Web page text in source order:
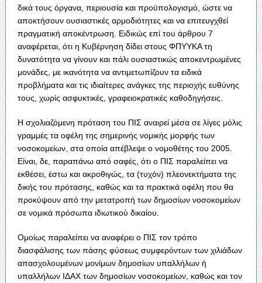
δικά τους όργανα, περιουσία και προϋπολογισμό, ώστε να
αποκτήσουν ουσιαστικές αρμοδιότητες και να επιτευγχθεί
πραγματική αποκέντρωση. Ειδικώς επί του άρθρου 7
αναφέρεται, ότι η Κυβέρνηση δίδει στους ΦΠΥΥΚΑ τη
δυνατότητα να γίνουν και πάλι ουσιαστικώς αποκεντρωμένες
μονάδες, με ικανότητα να αντιμετωπίζουν τα ειδικά
προβλήματα και τις ιδιαίτερες ανάγκες της περιοχής ευθύνης
τους, χωρίς ασφυκτικές, γραφειοκρατικές καθοδηγήσεις.
Η σχολιαζόμενη πρόταση του ΠΙΣ αναιρεί μέσα σε λίγες μόλις
γραμμές τα οφέλη της σημερινής νομικής μορφής των
νοσοκομείων, στα οποία απέβλεψε ο νομοθέτης του 2005.
Είναι, δε, παραπάνω από σαφές, ότι ο ΠΙΣ παραλείπει να
εκθέσει, έστω και ακροθιγώς, τα (τυχόν) πλεονεκτήματα της
δικής του πρότασης, καθώς και τα πρακτικά οφέλη που θα
προκύψουν από την μετατροπή των δημοσίων νοσοκομείων
σε νομικά πρόσωπα ιδιωτικού δικαίου.
Ομοίως παραλείπει να αναφέρει ο ΠΙΣ τον τρόπο
διασφάλισης των πάσης φύσεως συμφερόντων των χιλιάδων
απασχολουμένων μονίμων δημοσίων υπαλλήλων ή
υπαλλήλων ΙΔΑΧ των δημοσίων νοσοκομείων, καθώς και τον